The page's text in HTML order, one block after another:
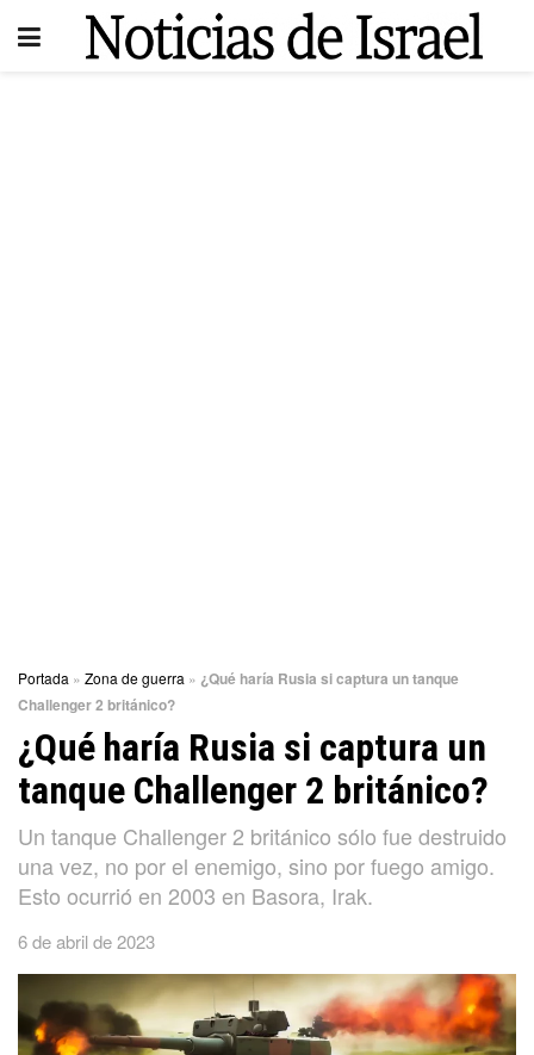
Portada » Zona de guerra » ¿Qué haría Rusia si captura un tanque
Challenger 2 británico?
¿Qué haría Rusia si captura un
tanque Challenger 2 británico?
Un tanque Challenger 2 británico sólo fue destruido
una vez, no por el enemigo, sino por fuego amigo.
Esto ocurrió en 2003 en Basora, Irak.
6 de abril de 2023